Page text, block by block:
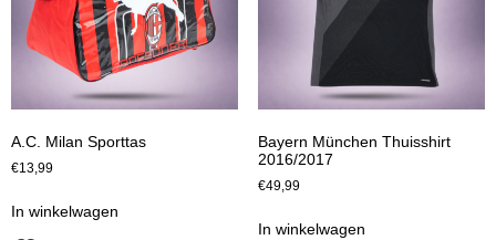
A.C. Milan Sporttas
€13,99
In winkelwagen
Bayern München Thuisshirt
2016/2017
€49,99
In winkelwagen